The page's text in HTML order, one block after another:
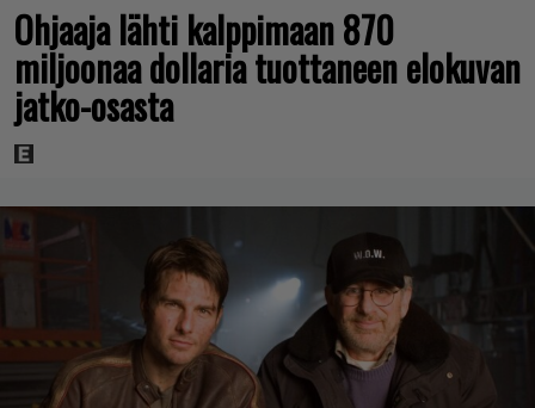
Ohjaaja lähti kalppimaan 870
miljoonaa dollaria tuottaneen elokuvan
jatko-osasta